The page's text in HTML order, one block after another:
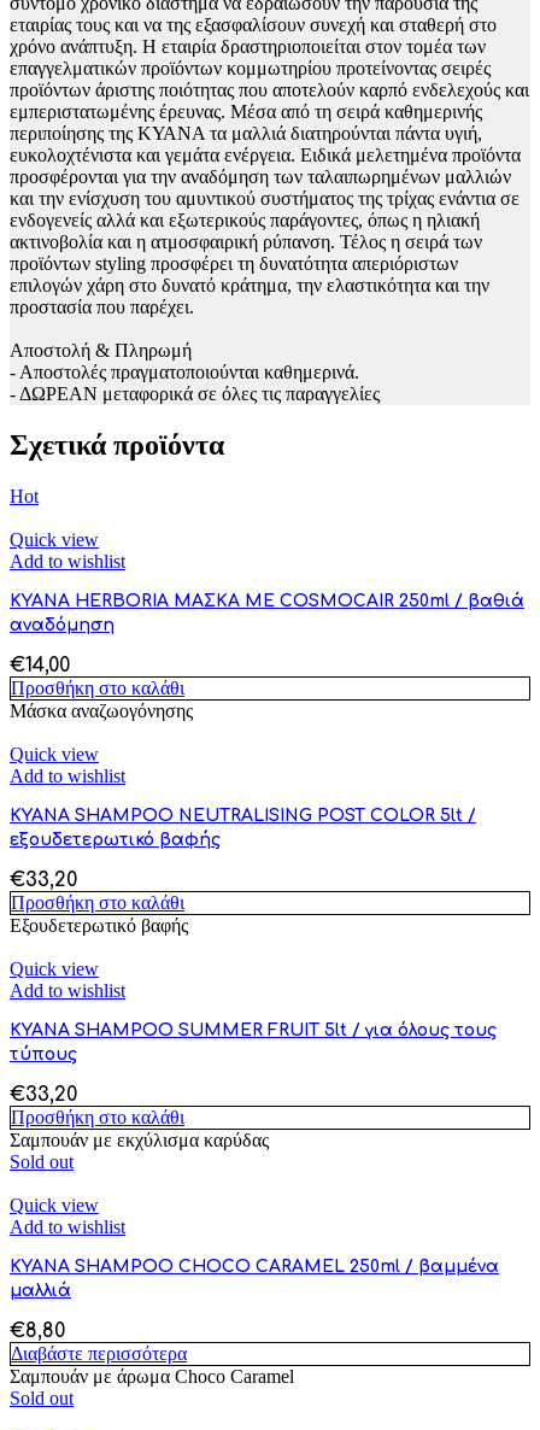
εταιρίας τους και να της εξασφαλίσουν συνεχή και σταθερή στο
χρόνο ανάπτυξη. Η εταιρία δραστηριοποιείται στον τομέα των
επαγγελματικών προϊόντων κομμωτηρίου προτείνοντας σειρές
προϊόντων άριστης ποιότητας που αποτελούν καρπό ενδελεχούς και
εμπεριστατωμένης έρευνας. Μέσα από τη σειρά καθημερινής
περιποίησης της ΚΥΑΝΑ τα μαλλιά διατηρούνται πάντα υγιή,
ευκολοχτένιστα και γεμάτα ενέργεια. Ειδικά μελετημένα προϊόντα
προσφέρονται για την αναδόμηση των ταλαιπωρημένων μαλλιών
και την ενίσχυση του αμυντικού συστήματος της τρίχας ενάντια σε
ενδογενείς αλλά και εξωτερικούς παράγοντες, όπως η ηλιακή
ακτινοβολία και η ατμοσφαιρική ρύπανση. Τέλος η σειρά των
προϊόντων styling προσφέρει τη δυνατότητα απεριόριστων
επιλογών χάρη στο δυνατό κράτημα, την ελαστικότητα και την
προστασία που παρέχει.
Αποστολή & Πληρωμή
- Αποστολές πραγματοποιούνται καθημερινά.
- ΔΩΡΕΑΝ μεταφορικά σε όλες τις παραγγελίες
Σχετικά προϊόντα
Hot
Quick view
Add to wishlist
KYANA HERBORIA ΜΑΣΚΑ ΜΕ COSMOCAIR 250ml / βαθιά
αναδόμηση
€14,00
Προσθήκη στο καλάθι
Μάσκα αναζωογόνησης
Quick view
Add to wishlist
KYANA SHAMPOO NEUTRALISING POST COLOR 5lt /
εξουδετερωτικό βαφής
€33,20
Προσθήκη στο καλάθι
Εξουδετερωτικό βαφής
Quick view
Add to wishlist
KYANA SHAMPOO SUMMER FRUIT 5lt / για όλους τους
τύπους
€33,20
Προσθήκη στο καλάθι
Σαμπουάν με εκχύλισμα καρύδας
Sold out
Quick view
Add to wishlist
KYANA SHAMPOO CHOCO CARAMEL 250ml / βαμμένα
μαλλιά
€8,80
Διαβάστε περισσότερα
Σαμπουάν με άρωμα Choco Caramel
Sold out